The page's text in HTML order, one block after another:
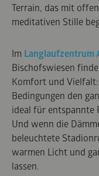
Terrain, das mit
meditativen Stille
Im Langlaufzentrum
Bischofswiesen
Komfort und
Bedingungen den
ideal für entspannte
Und wenn die
beleuchtete
warmen Licht und
lassen.